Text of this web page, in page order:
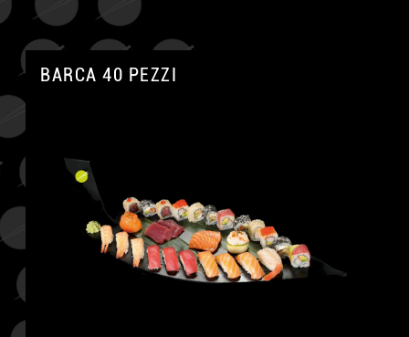
BARCA 40 PEZZI